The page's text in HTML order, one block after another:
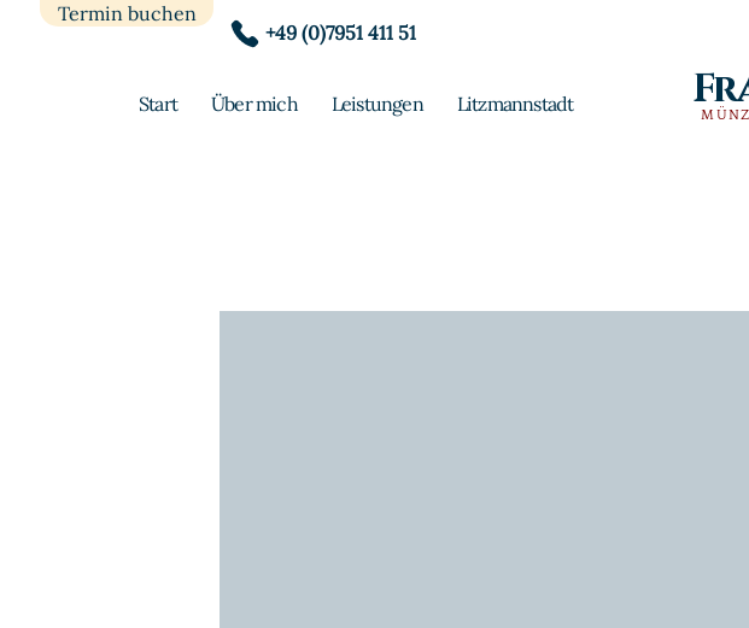
Termin buchen
Start Über mich Leistungen Litzmannstadt
+49 (0)7951 411 51